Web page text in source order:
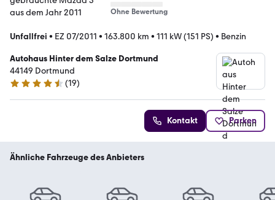
Ohne Bewertung
Unfallfrei • EZ 07/2011 • 163.800 km • 111 kW (151 PS) • Benzin
Autohaus Hinter dem Salze Dortmund
44149 Dortmund
4.4 Sterne
(19)
Kontakt Parken
Ähnliche Fahrzeuge des Anbieters